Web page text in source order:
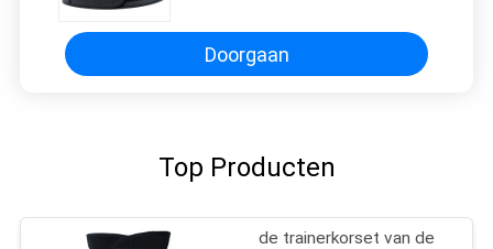
Doorgaan
Top Producten
de trainerkorset van de